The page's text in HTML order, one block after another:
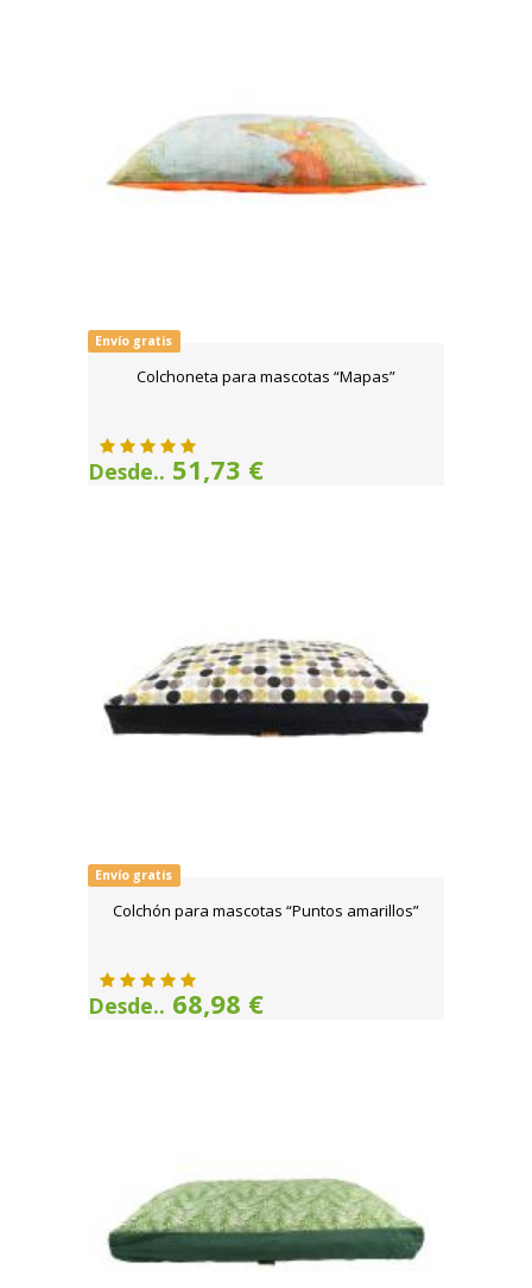
Envío gratis
Colchoneta para mascotas “Mapas”
Desde.. 51,73 €
Envío gratis
Colchón para mascotas “Puntos amarillos”
Desde.. 68,98 €